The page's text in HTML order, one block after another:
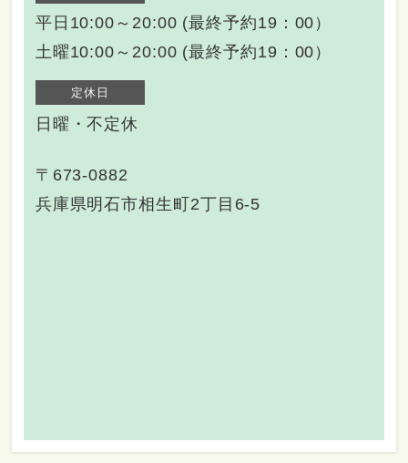
平日10:00～20:00 (最終予約19：00）
土曜10:00～20:00 (最終予約19：00）
定休日
日曜・不定休
〒673-0882
兵庫県明石市相生町2丁目6-5